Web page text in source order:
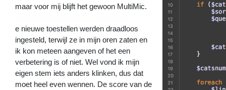
maar voor mij blijft het gewoon MultiMic.
e nieuwe toestellen werden draadloos
ingesteld, terwijl ze in mijn oren zaten en
ik kon meteen aangeven of het een
verbetering is of niet. Wel vond ik mijn
eigen stem iets anders klinken, dus dat
moet heel even wennen. De score van de